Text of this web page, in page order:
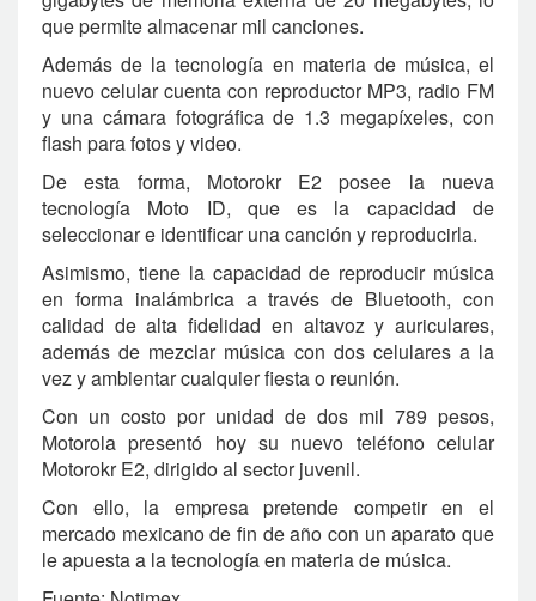
que permite almacenar mil canciones.
Además de la tecnología en materia de música, el
nuevo celular cuenta con reproductor MP3, radio FM
y una cámara fotográfica de 1.3 megapíxeles, con
flash para fotos y video.
De esta forma, Motorokr E2 posee la nueva
tecnología Moto ID, que es la capacidad de
seleccionar e identificar una canción y reproducirla.
Asimismo, tiene la capacidad de reproducir música
en forma inalámbrica a través de Bluetooth, con
calidad de alta fidelidad en altavoz y auriculares,
además de mezclar música con dos celulares a la
vez y ambientar cualquier fiesta o reunión.
Con un costo por unidad de dos mil 789 pesos,
Motorola presentó hoy su nuevo teléfono celular
Motorokr E2, dirigido al sector juvenil.
Con ello, la empresa pretende competir en el
mercado mexicano de fin de año con un aparato que
le apuesta a la tecnología en materia de música.